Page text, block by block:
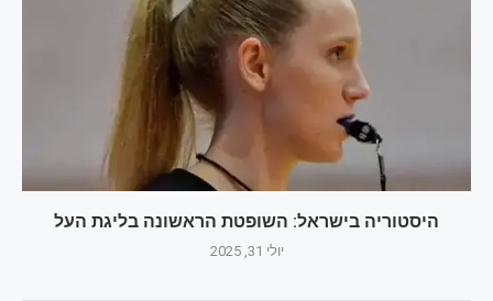
היסטוריה בישראל: השופטת הראשונה בליגת העל
יולי 31, 2025